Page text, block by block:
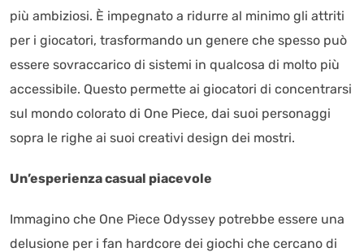
più ambiziosi. È impegnato a ridurre al minimo gli attriti
per i giocatori, trasformando un genere che spesso può
essere sovraccarico di sistemi in qualcosa di molto più
accessibile. Questo permette ai giocatori di concentrarsi
sul mondo colorato di One Piece, dai suoi personaggi
sopra le righe ai suoi creativi design dei mostri.
Un’esperienza casual piacevole
Immagino che One Piece Odyssey potrebbe essere una
delusione per i fan hardcore dei giochi che cercano di